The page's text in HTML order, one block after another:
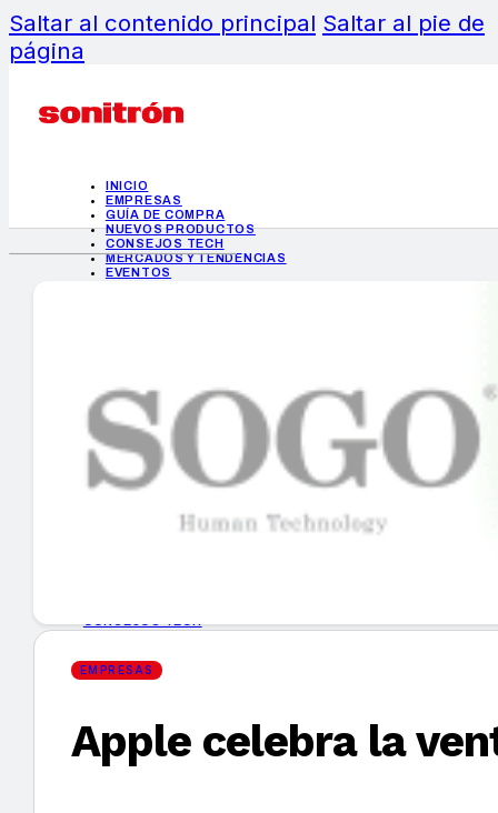
Saltar al contenido principal Saltar al pie de
página
INICIO
EMPRESAS
GUÍA DE COMPRA
NUEVOS PRODUCTOS
CONSEJOS TECH
MERCADOS Y TENDENCIAS
EVENTOS
INICIO
EMPRESAS
GUÍA DE COMPRA
MERCADOS Y TENDENCIAS
EMPRESAS
Apple celebra la